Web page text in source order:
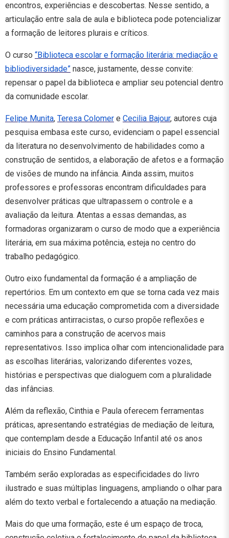
encontros, experiências e descobertas. Nesse sentido, a
articulação entre sala de aula e biblioteca pode potencializar
a formação de leitores plurais e críticos.
O curso “Biblioteca escolar e formação literária: mediação e
bibliodiversidade” nasce, justamente, desse convite:
repensar o papel da biblioteca e ampliar seu potencial dentro
da comunidade escolar.
Felipe Munita, Teresa Colomer e Cecilia Bajour, autores cuja
pesquisa embasa este curso, evidenciam o papel essencial
da literatura no desenvolvimento de habilidades como a
construção de sentidos, a elaboração de afetos e a formação
de visões de mundo na infância. Ainda assim, muitos
professores e professoras encontram dificuldades para
desenvolver práticas que ultrapassem o controle e a
avaliação da leitura. Atentas a essas demandas, as
formadoras organizaram o curso de modo que a experiência
literária, em sua máxima potência, esteja no centro do
trabalho pedagógico.
Outro eixo fundamental da formação é a ampliação de
repertórios. Em um contexto em que se torna cada vez mais
necessária uma educação comprometida com a diversidade
e com práticas antirracistas, o curso propõe reflexões e
caminhos para a construção de acervos mais
representativos. Isso implica olhar com intencionalidade para
as escolhas literárias, valorizando diferentes vozes,
histórias e perspectivas que dialoguem com a pluralidade
das infâncias.
Além da reflexão, Cinthia e Paula oferecem ferramentas
práticas, apresentando estratégias de mediação de leitura,
que contemplam desde a Educação Infantil até os anos
iniciais do Ensino Fundamental.
Também serão exploradas as especificidades do livro
ilustrado e suas múltiplas linguagens, ampliando o olhar para
além do texto verbal e fortalecendo a atuação na mediação.
Mais do que uma formação, este é um espaço de troca,